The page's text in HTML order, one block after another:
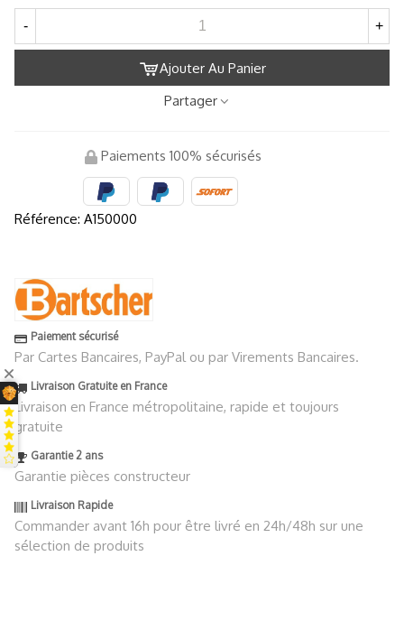
- +
Ajouter Au Panier
Partager
Paiements 100% sécurisés
Référence: A150000
Paiement sécurisé
Par Cartes Bancaires, PayPal ou par Virements Bancaires.
Livraison Gratuite en France
Livraison en France métropolitaine, rapide et toujours
gratuite
Garantie 2 ans
Garantie pièces constructeur
Livraison Rapide
Commander avant 16h pour être livré en 24h/48h sur une
sélection de produits